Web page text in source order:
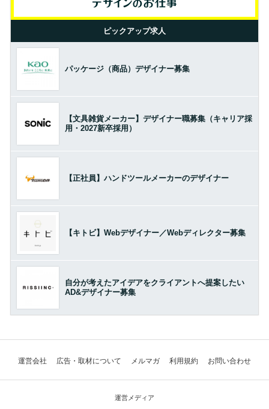
ピックアップ求人
パッケージ（商品）デザイナー募集
【文具雑貨メーカー】デザイナー職募集（キャリア採
用・2027新卒採用）
【正社員】ハンドツールメーカーのデザイナー
【キトビ】Webデザイナー／Webディレクター募集
自分が考えたアイデアをクライアントへ提案したい
AD&デザイナー募集
運営会社 広告・取材について メルマガ 利用規約 お問い合わせ
運営メディア